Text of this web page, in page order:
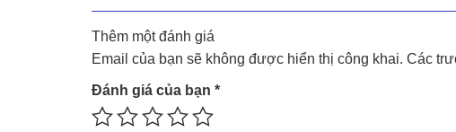
Thêm một đánh giá
Email của bạn sẽ không được hiển thị công khai. Các
Đánh giá của bạn *